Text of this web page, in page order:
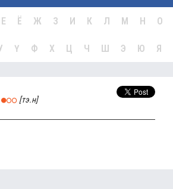
Е Ё Ж З И К Л М Н О
Ү Ф Х Ц Ч Ш Э Ю Я
[тэ.н]